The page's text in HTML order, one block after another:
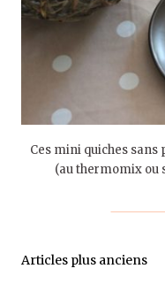
Ces mini quiches sans
(au thermomix ou
Articles plus anciens